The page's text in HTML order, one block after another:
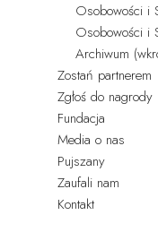
Osobowości i
Osobowości i
Archiwum
Zostań partnerem
Zgłoś do nagrody
Fundacja
Media o nas
Pujszany
Zaufali nam
Kontakt